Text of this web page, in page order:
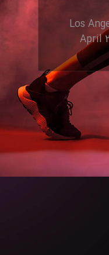
Los
April